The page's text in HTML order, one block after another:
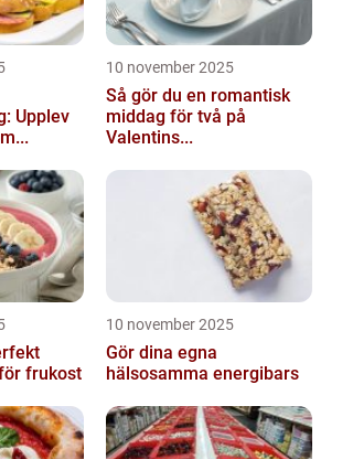
Upplev
10 november 2025
Så gör du en romantisk
middag för två på
Valentins...
frukost
10 november 2025
Gör dina egna
hälsosamma energibars